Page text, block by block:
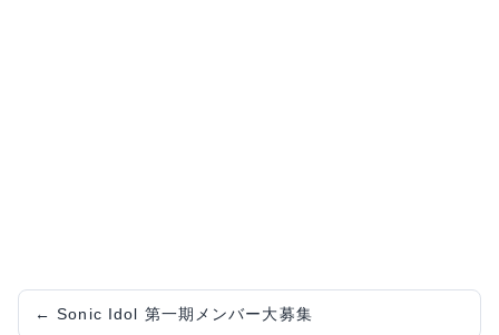
← Sonic Idol 第一期メンバー大募集